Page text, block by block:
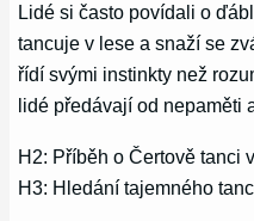
Lidé si často povídali o
tancuje v lese a snaží se
řídí svými instinkty než
lidé předávají od nepaměti
H2: Příběh o Čertově tanci
H3: Hledání tajemného